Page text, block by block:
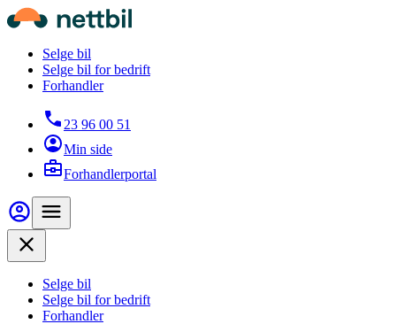
Hopp til hovedinnhold
Nettbil
Selge bil
Selge bil for bedrift
Forhandler
23 96 00 51
Min side
Forhandlerportal
Min side
Selge bil
Selge bil for bedrift
Forhandler